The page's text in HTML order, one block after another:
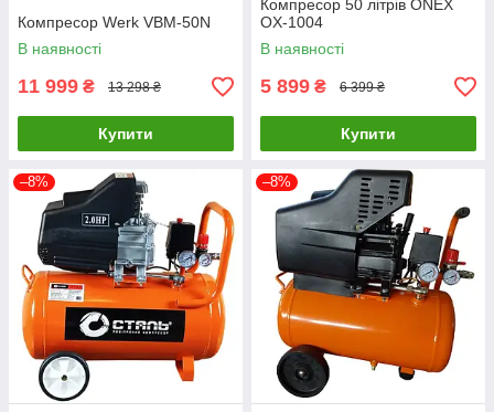
Компресор Werk VBM-50N
В наявності
11 999 ₴ 13 298 ₴
Купити
Компресор 50 літрів ONEX
OX-1004
В наявності
5 899 ₴ 6 399 ₴
Купити
–8% –8%